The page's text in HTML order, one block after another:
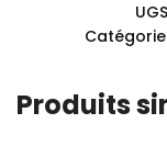
Produits